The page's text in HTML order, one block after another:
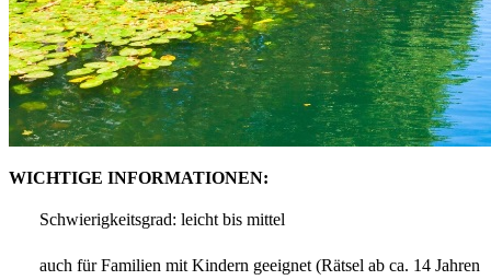
WICHTIGE INFORMATIONEN:
Schwierigkeitsgrad: leicht bis mittel
auch für Familien mit Kindern geeignet (Rätsel ab ca. 14 Jahren